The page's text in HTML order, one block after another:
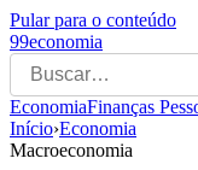
Pular para o conteúdo
99economia
EconomiaFinanças
Início›Economia
Macroeconomia